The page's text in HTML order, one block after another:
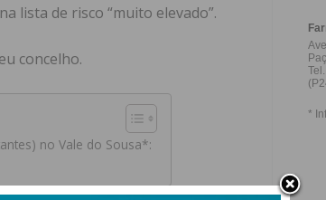
lista de risco “muito elevado”.
concelho.
no Vale do Sousa*: